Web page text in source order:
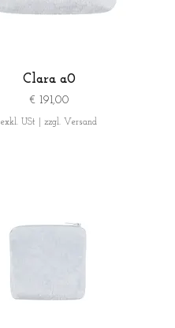
Clara a0
Preis
€ 191,00
exkl. USt zzgl. Versand